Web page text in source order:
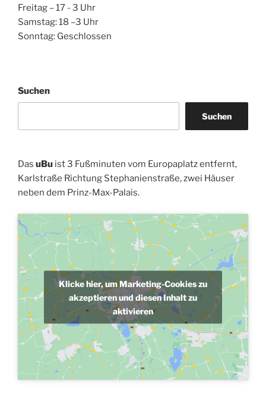
Freitag – 17 - 3 Uhr
Samstag: 18 –3 Uhr
Sonntag: Geschlossen
Suchen
Suchen
Das uBu ist 3 Fußminuten vom Europaplatz entfernt,
Karlstraße Richtung Stephanienstraße, zwei Häuser
neben dem Prinz-Max-Palais.
Klicke hier, um Marketing-Cookies zu
akzeptieren und diesen Inhalt zu
aktivieren